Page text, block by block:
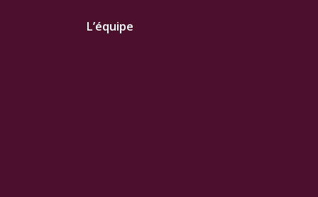
L’équipe